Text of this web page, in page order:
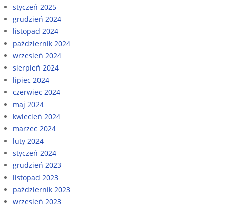
styczeń 2025
grudzień 2024
listopad 2024
październik 2024
wrzesień 2024
sierpień 2024
lipiec 2024
czerwiec 2024
maj 2024
kwiecień 2024
marzec 2024
luty 2024
styczeń 2024
grudzień 2023
listopad 2023
październik 2023
wrzesień 2023